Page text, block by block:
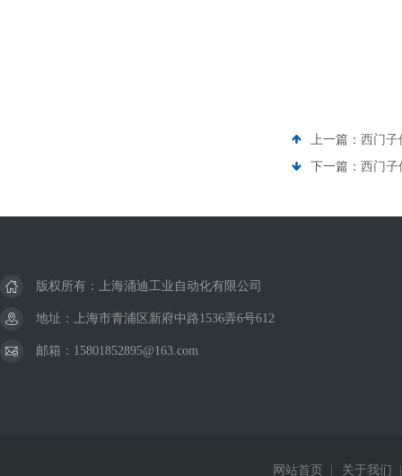
上一篇： 西门子
下一篇： 西门子
版权所有：上海涌迪工业自动化有限公司
地址：上海市青浦区新府中路1536弄6号612
邮箱：15801852895@163.com
网站首页 关于我们